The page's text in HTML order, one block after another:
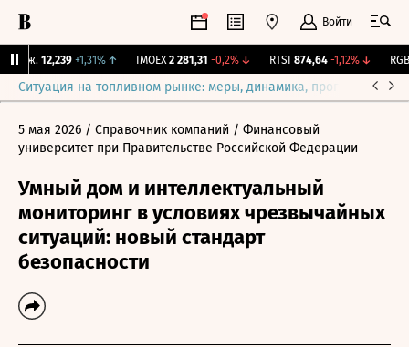
Войти
12,239 +1,31% ↑ IMOEX 2 281,31 -0,2%↓ RTSI 874,64 -1,12%↓ RGBI
Ситуация на топливном рынке: меры, динамика, прогнозы
5 мая 2026 / Справочник компаний / Финансовый
университет при Правительстве Российской Федерации
Умный дом и интеллектуальный
мониторинг в условиях чрезвычайных
ситуаций: новый стандарт
безопасности